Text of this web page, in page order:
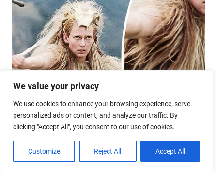
We value your privacy
We use cookies to enhance your browsing experience, serve
personalized ads or content, and analyze our traffic. By
clicking "Accept All", you consent to our use of cookies.
Customize Reject All Accept All